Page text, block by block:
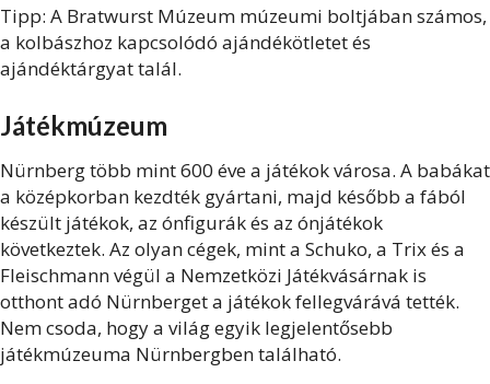
Tipp: A Bratwurst Múzeum múzeumi boltjában számos,
a kolbászhoz kapcsolódó ajándékötletet és
ajándéktárgyat talál.
Játékmúzeum
Nürnberg több mint 600 éve a játékok városa. A babákat
a középkorban kezdték gyártani, majd később a fából
készült játékok, az ónfigurák és az ónjátékok
következtek. Az olyan cégek, mint a Schuko, a Trix és a
Fleischmann végül a Nemzetközi Játékvásárnak is
otthont adó Nürnberget a játékok fellegvárává tették.
Nem csoda, hogy a világ egyik legjelentősebb
játékmúzeuma Nürnbergben található.